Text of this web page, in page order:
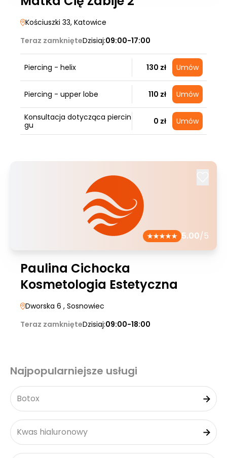
Kościuszki 33, Katowice
Teraz zamknięteDzisiaj:09:00-17:00
Piercing - helix 130 zł Umów
Piercing - upper lobe 110 zł Umów
Konsultacja dotycząca piercin
gu
0 zł Umów
5.00/5
Paulina Cichocka
Kosmetologia Estetyczna
Dworska 6 , Sosnowiec
Teraz zamknięteDzisiaj:09:00-18:00
Najpopularniejsze usługi
Botox
Kwas hialuronowy